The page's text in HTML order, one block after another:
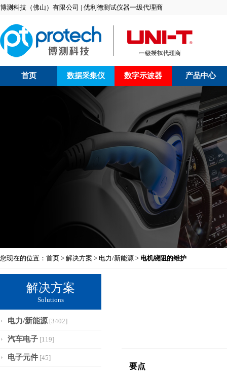
博测科技（佛山）有限公司 | 优利德测试仪器一级代理商
首页 数据采集仪 数字示波器 产品中心
您现在的位置： 首页 > 解决方案 > 电力/新能源 > 电机绕阻的维护
解决方案
Solutions
电力/新能源 [3402]
汽车电子 [119]
电子元件 [45]
要点